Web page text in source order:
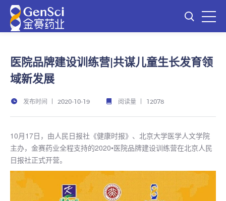
医院品牌建设训练营|共谋儿童生长发育领
域新发展
发布时间 2020-10-19 阅读量 12078
10月17日，由人民日报社《健康时报》、北京大学医学人文学院
主办，金赛药业全程支持的2020•医院品牌建设训练营在北京人民
日报社正式开营。